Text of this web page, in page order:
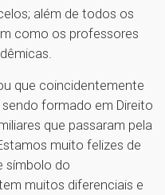
além de todos os
como os professores
que coincidentemente
formado em Direito
que passaram pela
muito felizes de
símbolo do
muitos diferenciais e